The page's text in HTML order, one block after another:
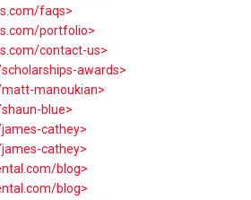
faqs>
portfolio>
contact-us>
awards>
manoukian>
blue>
cathey>
cathey>
blog>
blog>